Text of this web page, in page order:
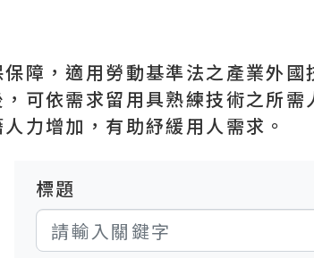
障，適用勞動基準法之產業外
可依需求留用具熟練技術之所
力增加，有助紓緩用人需求。
標題